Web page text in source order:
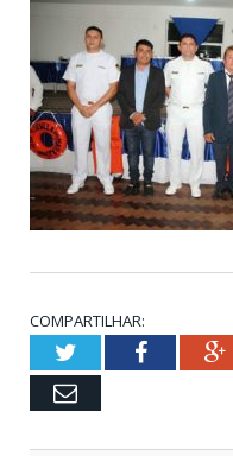
COMPARTILHAR:
TwitterFacebook
Email